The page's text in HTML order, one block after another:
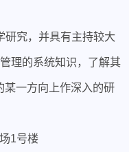
研究，并具有主持较大
理的系统知识，了解其
某一方向上作深入的研
1号楼